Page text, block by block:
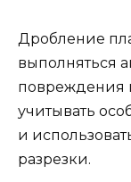
Дробление
выполняться
повреждения
учитывать
и
разрезки.